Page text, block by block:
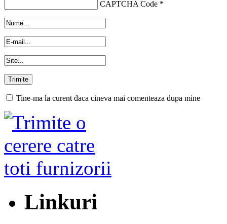
CAPTCHA Code *
Tine-ma la curent daca cineva mai comenteaza dupa mine
Linkuri